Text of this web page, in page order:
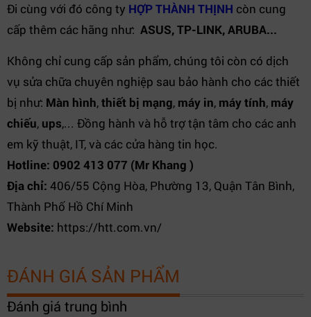
Đi cùng với đó công ty HỢP THÀNH THỊNH còn cung
cấp thêm các hãng như: ASUS, TP-LINK, ARUBA...
Không chỉ cung cấp sản phẩm, chúng tôi còn có dịch
vụ sửa chữa chuyên nghiệp sau bảo hành cho các thiết
bị như: Màn hình,thiết bị mạng, máy in, máy tính, máy
chiếu, ups,... Đồng hành và hỗ trợ tận tâm cho các anh
em kỹ thuật, IT, và các cửa hàng tin học.
Hotline: 0902 413 077 (Mr Khang )
Địa chỉ: 406/55 Cộng Hòa, Phường 13, Quận Tân Bình,
Thành Phố Hồ Chí Minh
Website: https://htt.com.vn/
ĐÁNH GIÁ SẢN PHẨM
Đánh giá trung bình